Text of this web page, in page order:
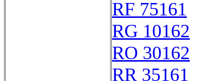
RF 75161
RG 10162
RO 30162
RR 35161